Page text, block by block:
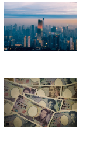
3.“Covid-19 and
Response
年4月17日。）
厂，但这是因
按时交付。疫
）。
些封锁期间仍